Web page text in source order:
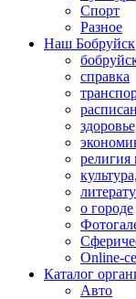
Спорт
Разное
Наш Бобруйск
справка
религия
о городе
Online-
Каталог
Авто